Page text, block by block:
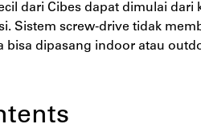
dari Cibes dapat dimulai
Sistem screw-drive tidak
bisa dipasang indoor atau